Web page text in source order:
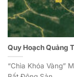
Quy Hoạch Quảng
“Chìa Khóa Vàng”